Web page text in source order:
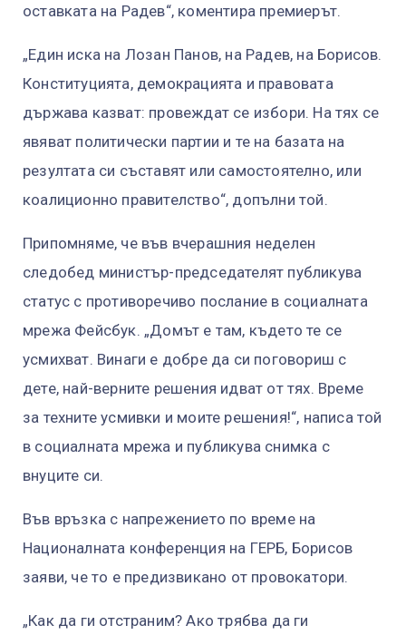
оставката на Радев“, коментира премиерът.
„Един иска на Лозан Панов, на Радев, на Борисов.
Конституцията, демокрацията и правовата
държава казват: провеждат се избори. На тях се
явяват политически партии и те на базата на
резултата си съставят или самостоятелно, или
коалиционно правителство“, допълни той.
Припомняме, че във вчерашния неделен
следобед министър-председателят публикува
статус с противоречиво послание в социалната
мрежа Фейсбук. „Домът е там, където те се
усмихват. Винаги е добре да си поговориш с
дете, най-верните решения идват от тях. Време
за техните усмивки и моите решения!“, написа той
в социалната мрежа и публикува снимка с
внуците си.
Във връзка с напрежението по време на
Националната конференция на ГЕРБ, Борисов
заяви, че то е предизвикано от провокатори.
„Как да ги отстраним? Ако трябва да ги